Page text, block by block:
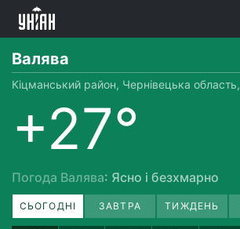
Валява
Кіцманський район, Чернівецька
+27°
Погода Валява: Ясно і безхмарно
СЬОГОДНІ ЗАВТРА ТИЖДЕНЬ